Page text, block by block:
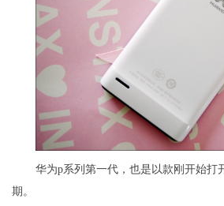
华为p系列第一代，也是以款刚开始打
期。